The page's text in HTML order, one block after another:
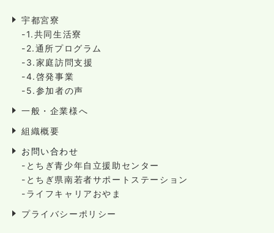
宇都宮寮
-1.共同生活寮
-2.通所プログラム
-3.家庭訪問支援
-4.啓発事業
-5.参加者の声
一般・企業様へ
組織概要
お問い合わせ
-とちぎ青少年自立援助センター
-とちぎ県南若者サポートステーション
-ライフキャリアおやま
プライバシーポリシー